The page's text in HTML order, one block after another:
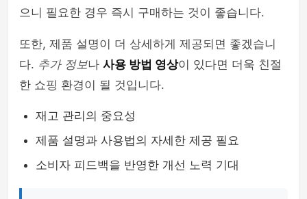
으니 필요한 경우 즉시 구매하는 것이 좋습니다.
또한, 제품 설명이 더 상세하게 제공되면 좋겠습니
다. 추가 정보나 사용 방법 영상이 있다면 더욱 친절
한 쇼핑 환경이 될 것입니다.
재고 관리의 중요성
제품 설명과 사용법의 자세한 제공 필요
소비자 피드백을 반영한 개선 노력 기대